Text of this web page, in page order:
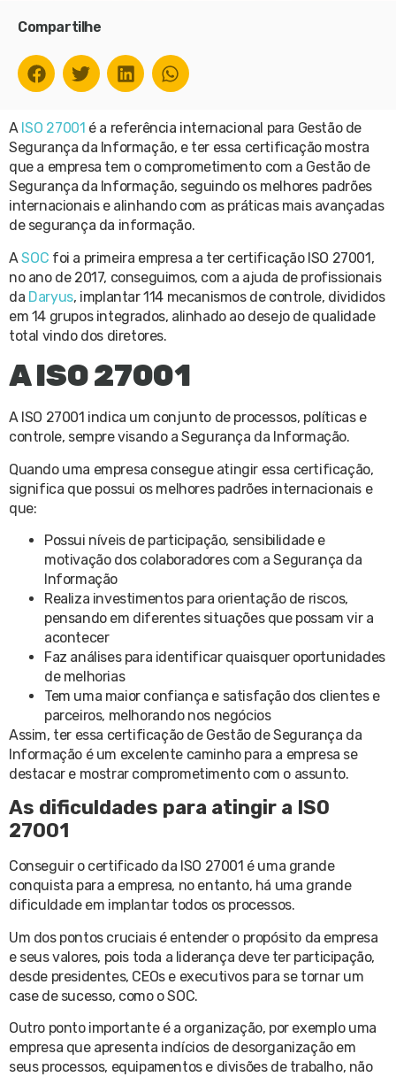
Compartilhe
AISO 27001 é a referência internacional para Gestão de
Segurança da Informação, e ter essa certificação mostra
que a empresa tem o comprometimento com a Gestão de
Segurança da Informação, seguindo os melhores padrões
internacionais e alinhando com as práticas mais avançadas
de segurança da informação.
ASOC foi a primeira empresa a ter certificação ISO 27001,
no ano de 2017, conseguimos, com a ajuda de profissionais
da Daryus, implantar 114 mecanismos de controle, divididos
em 14 grupos integrados, alinhado ao desejo de qualidade
total vindo dos diretores.
A ISO 27001
A ISO 27001 indica um conjunto de processos, políticas e
controle, sempre visando a Segurança da Informação.
Quando uma empresa consegue atingir essa certificação,
significa que possui os melhores padrões internacionais e
que:
Possui níveis de participação, sensibilidade e
motivação dos colaboradores com a Segurança da
Informação
Realiza investimentos para orientação de riscos,
pensando em diferentes situações que possam vir a
acontecer
Faz análises para identificar quaisquer oportunidades
de melhorias
Tem uma maior confiança e satisfação dos clientes e
parceiros, melhorando nos negócios
Assim, ter essa certificação de Gestão de Segurança da
Informação é um excelente caminho para a empresa se
destacar e mostrar comprometimento com o assunto.
As dificuldades para atingir a ISO
27001
Conseguir o certificado da ISO 27001 é uma grande
conquista para a empresa, no entanto, há uma grande
dificuldade em implantar todos os processos.
Um dos pontos cruciais é entender o propósito da empresa
e seus valores, pois toda a liderança deve ter participação,
desde presidentes, CEOs e executivos para se tornar um
case de sucesso, como o SOC.
Outro ponto importante é a organização, por exemplo uma
empresa que apresenta indícios de desorganização em
seus processos, equipamentos e divisões de trabalho, não